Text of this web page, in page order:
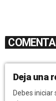
Deja una
Debes iniciar